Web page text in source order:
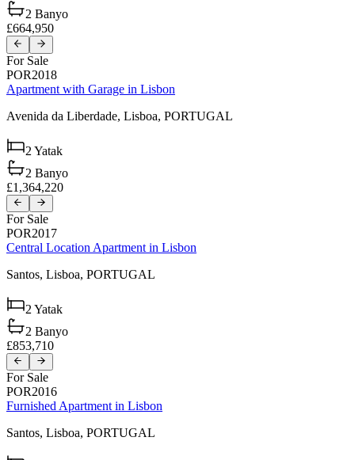
2 Banyo
£664,950
For Sale
POR2018
Apartment with Garage in Lisbon
Avenida da Liberdade, Lisboa, PORTUGAL
2 Yatak
2 Banyo
£1,364,220
For Sale
POR2017
Central Location Apartment in Lisbon
Santos, Lisboa, PORTUGAL
2 Yatak
2 Banyo
£853,710
For Sale
POR2016
Furnished Apartment in Lisbon
Santos, Lisboa, PORTUGAL